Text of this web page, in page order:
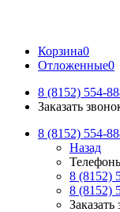
Корзина0
Отложенные0
8 (8152) 554-
Заказать
8 (8152) 554-
Назад
8 (8152)
8 (8152)
Заказать